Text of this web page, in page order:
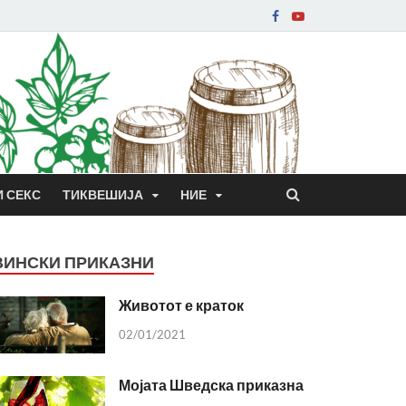
СЕКС ТИКВЕШИЈА НИЕ
ПРИКАЗНИ
Животот е краток
02/01/2021
Мојата Шведска приказна